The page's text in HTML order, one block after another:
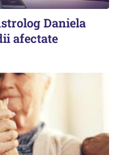
Daniela
afectate